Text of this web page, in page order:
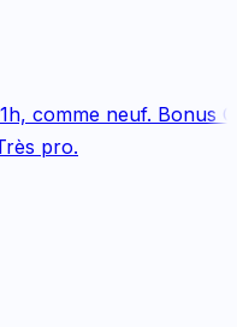
comme neuf. Bonus
pro.